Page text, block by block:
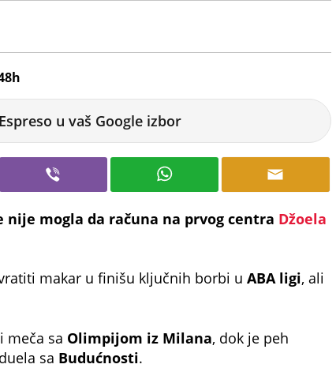
u vaš Google izbor
nije mogla da računa na prvog centra Džoela
makar u finišu ključnih borbi u ABA ligi, ali
meča sa Olimpijom iz Milana, dok je peh
sa Budućnosti.